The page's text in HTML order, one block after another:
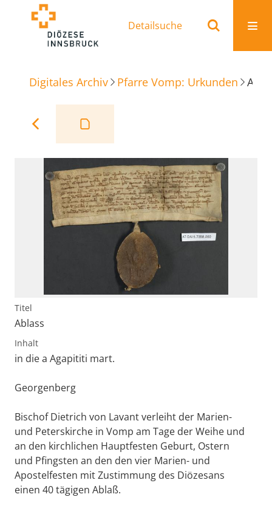
Detailsuche
Digitales Archiv Pfarre Vomp: Urkunden
Titel
Ablass
Inhalt
in die a Agapititi mart.
Georgenberg
Bischof Dietrich von Lavant verleiht der Marien-
und Peterskirche in Vomp am Tage der Weihe und
an den kirchlichen Hauptfesten Geburt, Ostern
und Pfingsten an den den vier Marien- und
Apostelfesten mit Zustimmung des Diözesans
einen 40 tägigen Ablaß.